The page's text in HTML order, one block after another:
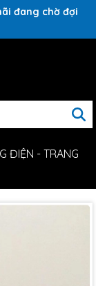
đang chờ đợi
ĐIỆN - TRANG